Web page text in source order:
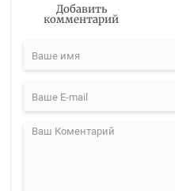
Добавить
комментарий